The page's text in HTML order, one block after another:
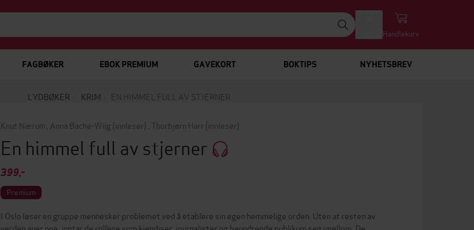
Handlekurv
FAGBØKER EBOK PREMIUM GAVEKORT BOKTIPS NYHETSBREV
LYDBØKER KRIM EN HIMMEL FULL AV STJERNER
Knut Nærum Anna Bache-Wiig (innleser) Thorbjørn Harr (innleser)
En himmel full av stjerner
399,-
Premium
I Oslo løser en gruppe mennesker problemet ved å etablere sin egen hemmelige orden. Uten at resten av